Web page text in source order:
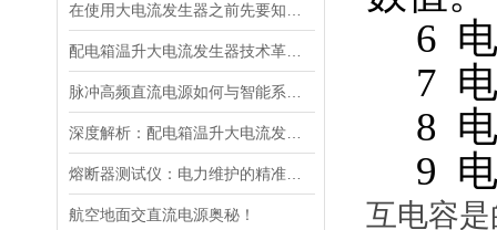
航空地面交直流电源奥秘！
6 电
7 电
8 电
9 电
互电容